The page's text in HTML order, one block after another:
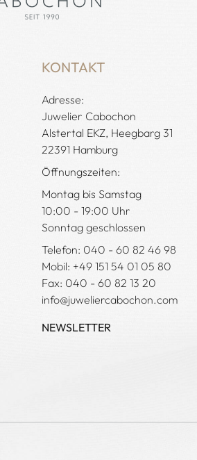
KONTAKT
Adresse:
Juwelier Cabochon
Alstertal EKZ, Heegbarg 31
22391 Hamburg
Öffnungszeiten:
Montag bis Samstag
10:00 - 19:00 Uhr
Sonntag geschlossen
Telefon: 040 - 60 82 46 98
Mobil: +49 151 54 01 05 80
Fax: 040 - 60 82 13 20
info@juweliercabochon.com
NEWSLETTER